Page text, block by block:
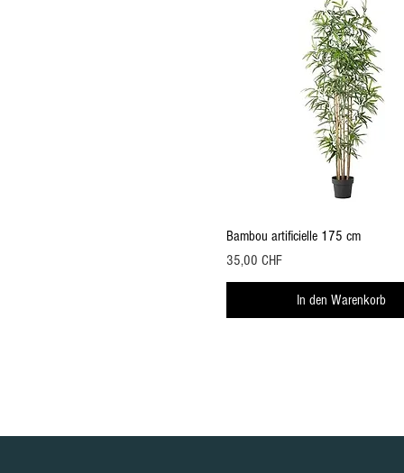
Schnellansicht
Bambou artificielle 175 cm
Preis
35,00 CHF
In den Warenkorb